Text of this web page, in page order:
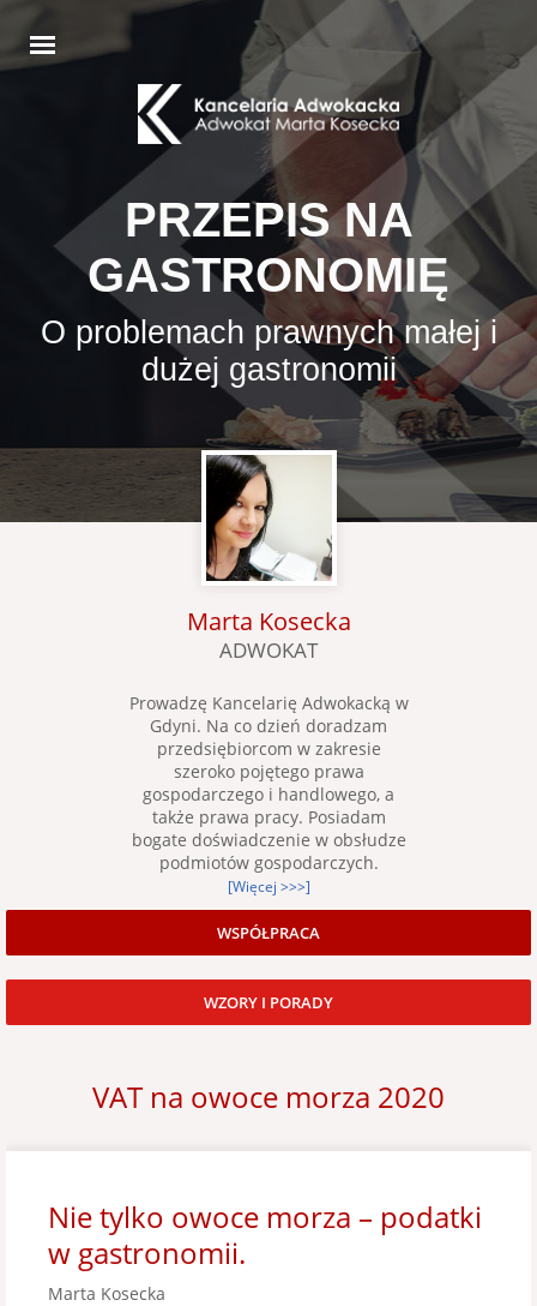
PRZEPIS NA
GASTRONOMIĘ
O problemach prawnych małej i
dużej gastronomii
Marta Kosecka
ADWOKAT
Prowadzę Kancelarię Adwokacką w
Gdyni. Na co dzień doradzam
przedsiębiorcom w zakresie
szeroko pojętego prawa
gospodarczego i handlowego, a
także prawa pracy. Posiadam
bogate doświadczenie w obsłudze
podmiotów gospodarczych.
[Więcej >>>]
WSPÓŁPRACA
WZORY I PORADY
VAT na owoce morza 2020
Nie tylko owoce morza – podatki
w gastronomii.
Marta Kosecka